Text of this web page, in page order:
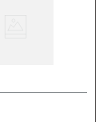
de baño